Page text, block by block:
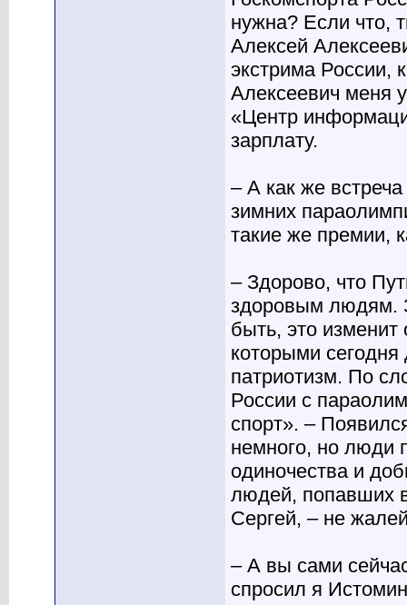
нужна? Если что,
Алексей
экстрима России,
Алексеевич меня
«Центр
зарплату.
– А как же
зимних
такие же премии,
– Здорово, что
здоровым людям.
быть, это
которыми сегодня
патриотизм. По
России с
спорт». –
немного, но люди
одиночества и
людей, попавших
Сергей, – не
– А вы сами
спросил я